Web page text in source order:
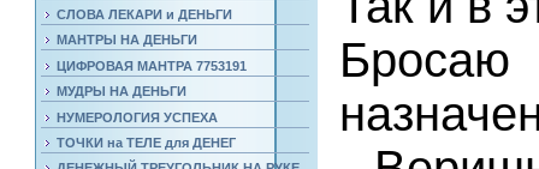
СЛОВА ЛЕКАРИ и ДЕНЬГИ
МАНТРЫ НА ДЕНЬГИ
ЦИФРОВАЯ МАНТРА 7753191
МУДРЫ НА ДЕНЬГИ
НУМЕРОЛОГИЯ УСПЕХА
ТОЧКИ на ТЕЛЕ для ДЕНЕГ
Бросаю